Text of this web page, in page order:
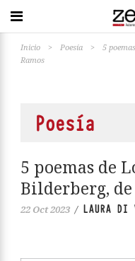
Inicio > Poesía >
5
Ramos
Poesía
5 poemas de
Bilderberg, de
22 Oct 2023 / LAURA DI